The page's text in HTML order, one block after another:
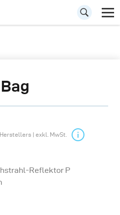
| exkl. MwSt.
Reflektor P